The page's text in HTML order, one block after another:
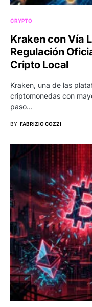
CRYPTO
Kraken con Vía
Regulación
Cripto Local
Kraken, una de las
criptomonedas con
paso…
BY FABRIZIO COZZI